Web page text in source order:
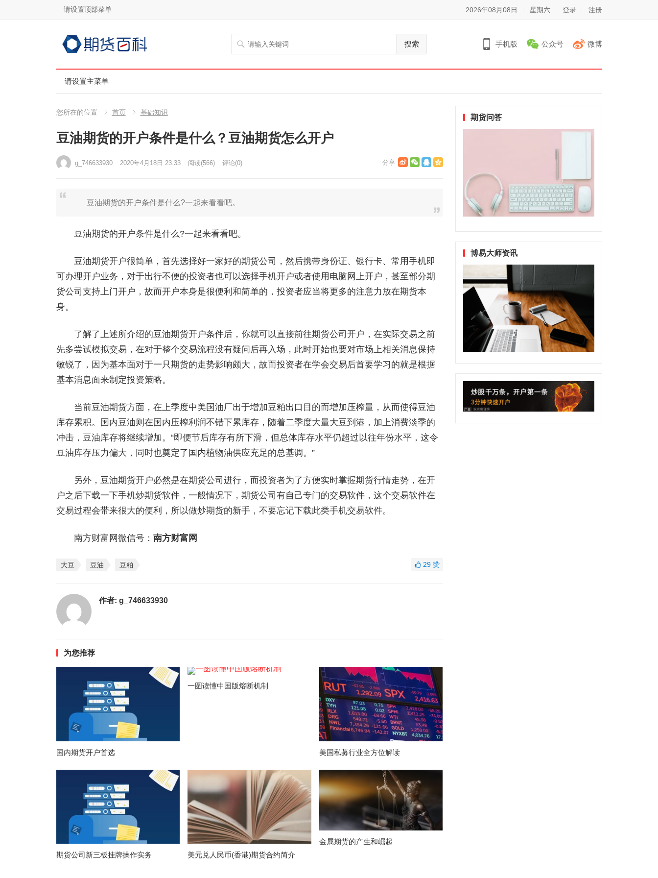
请设置顶部菜单 2026年08月08日 星期六 登录 注册
搜索 手机版 公众号 微博
请设置主菜单
您所在的位置 首页 基础知识
豆油期货的开户条件是什么？豆油期货怎么开户
g_746633930 2020年4月18日 23:33 阅读(566) 评论(0)
豆油期货的开户条件是什么?一起来看看吧。
豆油期货的开户条件是什么?一起来看看吧。
豆油期货开户很简单，首先选择好一家好的期货公司，然后携带身份证、银行卡、常用手机即
可办理开户业务，对于出行不便的投资者也可以选择手机开户或者使用电脑网上开户，甚至部分期
货公司支持上门开户，故而开户本身是很便利和简单的，投资者应当将更多的注意力放在期货本
身。
了解了上述所介绍的豆油期货开户条件后，你就可以直接前往期货公司开户，在实际交易之前
先多尝试模拟交易，在对于整个交易流程没有疑问后再入场，此时开始也要对市场上相关消息保持
敏锐了，因为基本面对于一只期货的走势影响颇大，故而投资者在学会交易后首要学习的就是根据
基本消息面来制定投资策略。
当前豆油期货方面，在上季度中美国油厂出于增加豆粕出口目的而增加压榨量，从而使得豆油
库存累积。国内豆油则在国内压榨利润不错下累库存，随着二季度大量大豆到港，加上消费淡季的
冲击，豆油库存将继续增加。“即便节后库存有所下滑，但总体库存水平仍超过以往年份水平，这令
豆油库存压力偏大，同时也奠定了国内植物油供应充足的总基调。”
另外，豆油期货开户必然是在期货公司进行，而投资者为了方便实时掌握期货行情走势，在开
户之后下载一下手机炒期货软件，一般情况下，期货公司有自己专门的交易软件，这个交易软件在
交易过程会带来很大的便利，所以做炒期货的新手，不要忘记下载此类手机交易软件。
南方财富网微信号： 南方财富网
大豆 豆油 豆粕 29 赞
作者: g_746633930
为您推荐
国内期货开户首选
一图读懂中国版熔断机制
美国私募行业全方位解读
期货公司新三板挂牌操作实务 美元兑人民币(香港)期货合约简介
金属期货的产生和崛起
期货问答
博易大师资讯